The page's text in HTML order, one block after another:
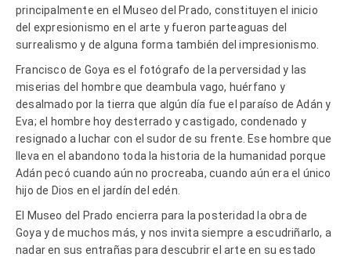
principalmente en el Museo del Prado, constituyen el inicio
del expresionismo en el arte y fueron parteaguas del
surrealismo y de alguna forma también del impresionismo.
Francisco de Goya es el fotógrafo de la perversidad y las
miserias del hombre que deambula vago, huérfano y
desalmado por la tierra que algún día fue el paraíso de Adán y
Eva; el hombre hoy desterrado y castigado, condenado y
resignado a luchar con el sudor de su frente. Ese hombre que
lleva en el abandono toda la historia de la humanidad porque
Adán pecó cuando aún no procreaba, cuando aún era el único
hijo de Dios en el jardín del edén.
El Museo del Prado encierra para la posteridad la obra de
Goya y de muchos más, y nos invita siempre a escudriñarlo, a
nadar en sus entrañas para descubrir el arte en su estado